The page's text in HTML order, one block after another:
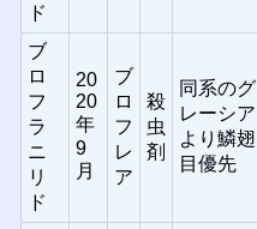
ド
ブ
ロ
フ
ラ
ニ
リ
ド
20
20
年
9
月
ブ
ロ
フ
レ
ア
殺
虫
剤
同系のグ
レーシア
より鱗翅
目優先